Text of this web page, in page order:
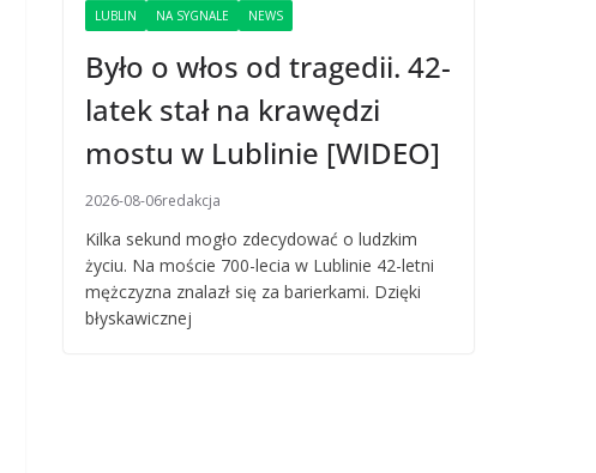
LUBLIN NA SYGNALE NEWS
Było o włos od tragedii. 42-
latek stał na krawędzi
mostu w Lublinie [WIDEO]
2026-08-06redakcja
Kilka sekund mogło zdecydować o ludzkim
życiu. Na moście 700-lecia w Lublinie 42-letni
mężczyzna znalazł się za barierkami. Dzięki
błyskawicznej